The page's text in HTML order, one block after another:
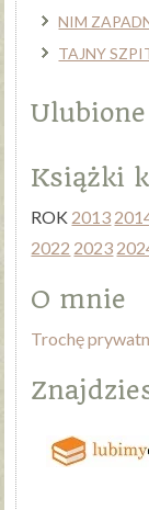
NIM
TAJNY
Książki
ROK 2013
2022 2023
O mnie
Trochę